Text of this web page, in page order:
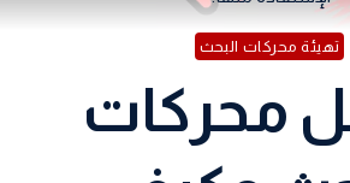
تهيئة محركات البحث
محركات